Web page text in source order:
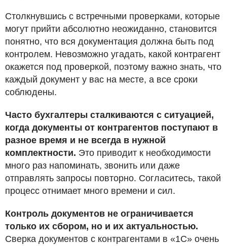
Столкнувшись с встречными проверками, которые
могут прийти абсолютно неожиданно, становится
понятно, что вся документация должна быть под
контролем. Невозможно угадать, какой контрагент
окажется под проверкой, поэтому важно знать, что
каждый документ у вас на месте, а все сроки
соблюдены.
Часто бухгалтеры сталкиваются с ситуацией,
когда документы от контрагентов поступают в
разное время и не всегда в нужной
комплектности. Это приводит к необходимости
много раз напоминать, звонить или даже
отправлять запросы повторно. Согласитесь, такой
процесс отнимает много времени и сил.
Контроль документов не ограничивается
только их сбором, но и их актуальностью.
Сверка документов с контрагентами в «1С» очень